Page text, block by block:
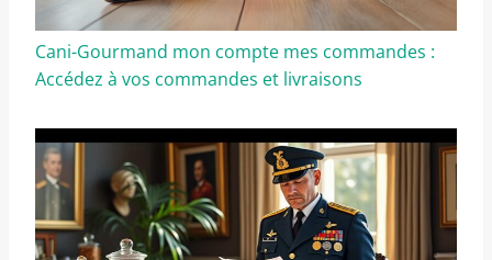
Cani-Gourmand mon compte mes commandes :
Accédez à vos commandes et livraisons